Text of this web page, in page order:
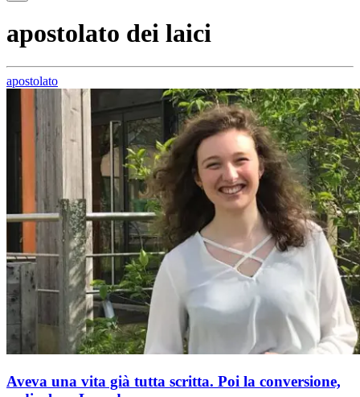
apostolato dei laici
apostolato
Aveva una vita già tutta scritta. Poi la conversione,